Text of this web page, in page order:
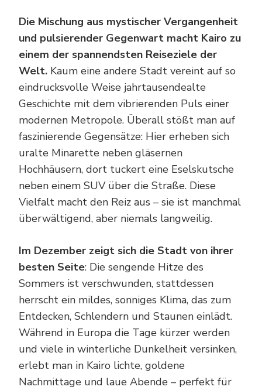
Die Mischung aus mystischer Vergangenheit
und pulsierender Gegenwart macht Kairo zu
einem der spannendsten Reiseziele der
Welt. Kaum eine andere Stadt vereint auf so
eindrucksvolle Weise jahrtausendealte
Geschichte mit dem vibrierenden Puls einer
modernen Metropole. Überall stößt man auf
faszinierende Gegensätze: Hier erheben sich
uralte Minarette neben gläsernen
Hochhäusern, dort tuckert eine Eselskutsche
neben einem SUV über die Straße. Diese
Vielfalt macht den Reiz aus – sie ist manchmal
überwältigend, aber niemals langweilig.
Im Dezember zeigt sich die Stadt von ihrer
besten Seite: Die sengende Hitze des
Sommers ist verschwunden, stattdessen
herrscht ein mildes, sonniges Klima, das zum
Entdecken, Schlendern und Staunen einlädt.
Während in Europa die Tage kürzer werden
und viele in winterliche Dunkelheit versinken,
erlebt man in Kairo lichte, goldene
Nachmittage und laue Abende – perfekt für